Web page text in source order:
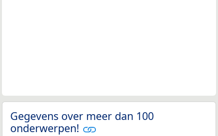
Gegevens over meer dan 100
onderwerpen!